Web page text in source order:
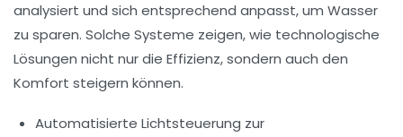
analysiert und sich entsprechend anpasst, um Wasser
zu sparen. Solche Systeme zeigen, wie technologische
Lösungen nicht nur die Effizienz, sondern auch den
Komfort steigern können.
Automatisierte Lichtsteuerung zur